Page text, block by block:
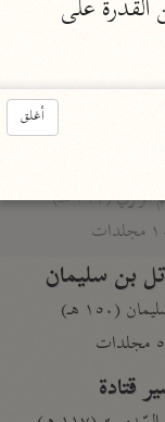
(٩١١ هـ)
(٣٢٧ هـ)
بن سليمان
(١٥٠ هـ)
قتادة
أغلق